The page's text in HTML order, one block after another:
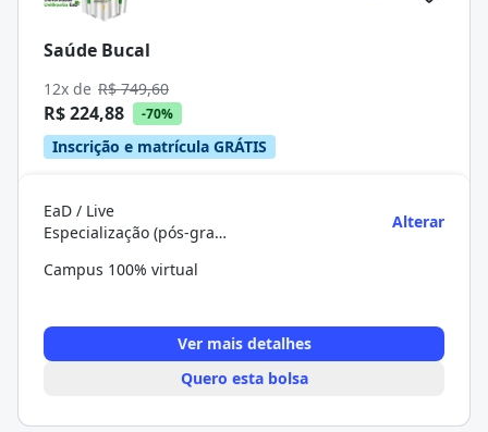
Saúde Bucal
12x de R$ 749,60
R$ 224,88 -70%
Inscrição e matrícula GRÁTIS
EaD / Live
Especialização (pós-graduação)
Alterar
Campus 100% virtual
Ver mais detalhes
Quero esta bolsa